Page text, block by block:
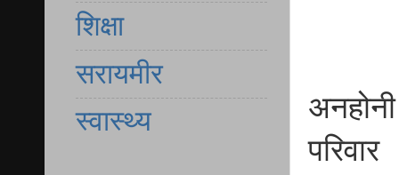
परिवार
शिक्षा
सरायमीर
स्वास्थ्य